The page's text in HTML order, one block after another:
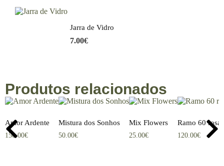
Jarra de Vidro
7.00€
Produtos relacionados
Amor Ardente
150.00€
Mistura dos Sonhos
50.00€
Mix Flowers
25.00€
Ramo 60 rosas
120.00€